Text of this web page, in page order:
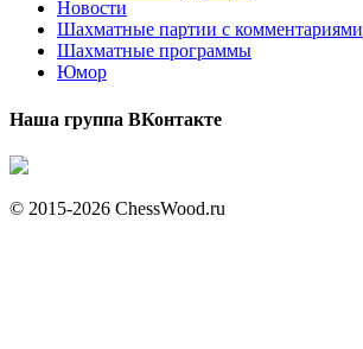
Новости
Шахматные партии с комментариями
Шахматные программы
Юмор
Наша группа ВКонтакте
© 2015-2026 ChessWood.ru